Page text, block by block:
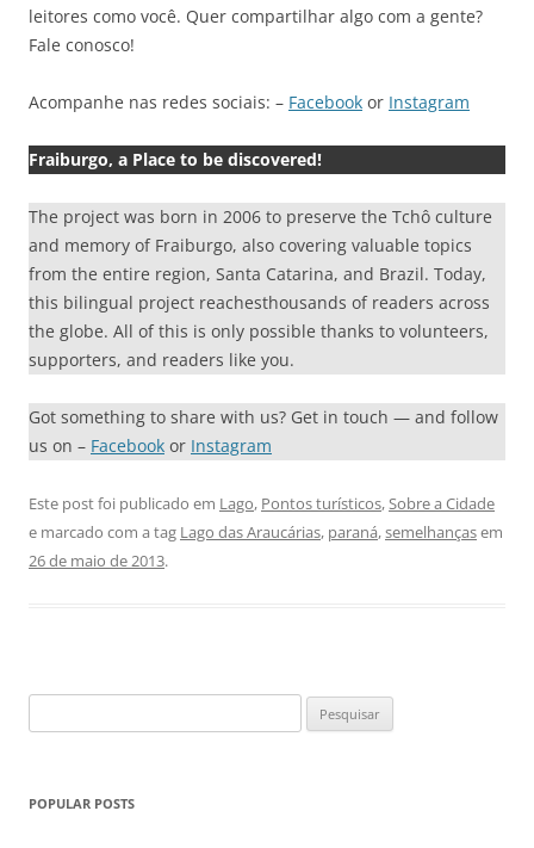
leitores como você. Quer compartilhar algo com a gente?
Fale conosco!
Acompanhe nas redes sociais: – Facebook or Instagram
Fraiburgo, a Place to be discovered!
The project was born in 2006 to preserve the Tchô culture
and memory of Fraiburgo, also covering valuable topics
from the entire region, Santa Catarina, and Brazil. Today,
this bilingual project reachesthousands of readers across
the globe. All of this is only possible thanks to volunteers,
supporters, and readers like you.
Got something to share with us? Get in touch — and follow
us on – Facebook or Instagram
Este post foi publicado em Lago, Pontos turísticos,Sobre a Cidade
e marcado com a tag Lago das Araucárias, paraná,semelhançasem
26 de maio de 2013.
por:
POPULAR POSTS